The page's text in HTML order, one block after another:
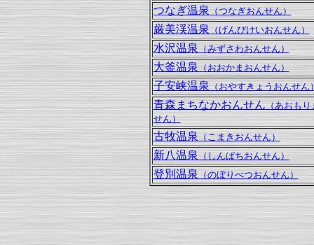
つなぎ温泉（つなぎおんせん）
厳美渓温泉 （げんびけいおんせん）
水沢温泉 （みずさわおんせん）
大釜温泉（おおかまおんせん）
子安峡温泉（おやすきょうおんせん
青森まちなかおんせん（あおもり
せん）
古牧温泉 （こまきおんせん）
新八温泉 （しんぱちおんせん）
登別温泉（のぼりべつおんせん）